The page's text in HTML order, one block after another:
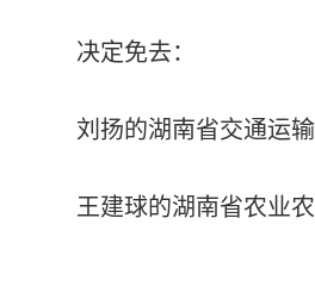
决定免去：
刘扬的湖南省交通运输
王建球的湖南省农业农